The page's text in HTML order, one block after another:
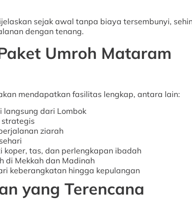
sejak awal tanpa biaya tersembunyi,
dengan tenang.
Umroh Mataram
mendapatkan fasilitas lengkap, antara lain:
dari Lombok
ziarah
koper, tas, dan perlengkapan ibadah
di Mekkah dan Madinah
keberangkatan hingga kepulangan
yang Terencana